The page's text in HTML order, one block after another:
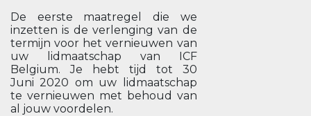
De eerste maatregel die we
inzetten is de verlenging van de
termijn voor het vernieuwen van
uw lidmaatschap van ICF
Belgium. Je hebt tijd tot 30
Juni 2020 om uw lidmaatschap
te vernieuwen met behoud van
al jouw voordelen.